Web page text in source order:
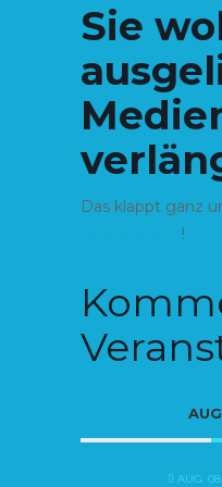
Sie
Das klappt ganz
!
AUG.